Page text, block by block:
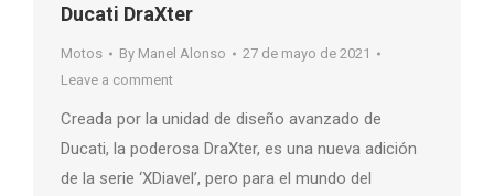
Ducati DraXter
Motos By Manel Alonso
27 de mayo de 2021
Leave a comment
Creada por la unidad de diseño avanzado de
Ducati, la poderosa DraXter, es una nueva adición
de la serie ‘XDiavel’, pero para el mundo del